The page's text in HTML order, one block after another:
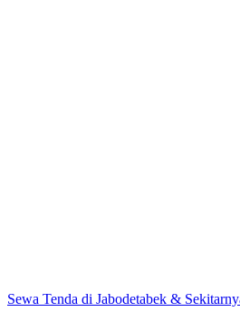
Sewa Tenda di Jabodetabek &